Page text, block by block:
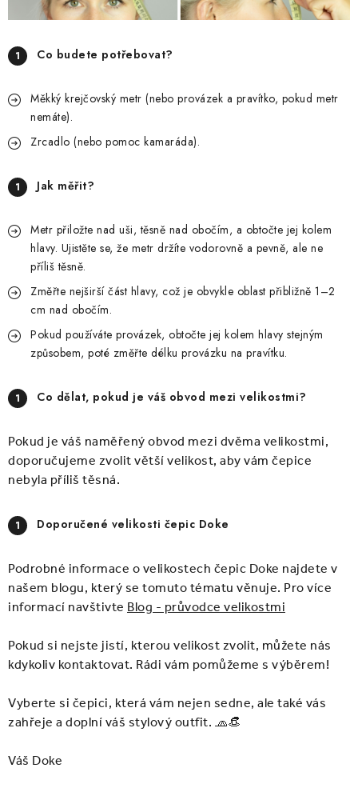
Co budete potřebovat?
Měkký krejčovský metr (nebo provázek a pravítko, pokud metr
nemáte).
Zrcadlo (nebo pomoc kamaráda).
Jak měřit?
Metr přiložte nad uši, těsně nad obočím, a obtočte jej kolem
hlavy. Ujistěte se, že metr držíte vodorovně a pevně, ale ne
příliš těsně.
Změřte nejširší část hlavy, což je obvykle oblast přibližně 1–2
cm nad obočím.
Pokud používáte provázek, obtočte jej kolem hlavy stejným
způsobem, poté změřte délku provázku na pravítku.
Co dělat, pokud je váš obvod mezi velikostmi?
Pokud je váš naměřený obvod mezi dvěma velikostmi,
doporučujeme zvolit větší velikost, aby vám čepice
nebyla příliš těsná.
Doporučené velikosti čepic Doke
Podrobné informace o velikostech čepic Doke najdete v
našem blogu, který se tomuto tématu věnuje. Pro více
informací navštivte Blog - průvodce velikostmi
Pokud si nejste jistí, kterou velikost zvolit, můžete nás
kdykoliv kontaktovat. Rádi vám pomůžeme s výběrem!
Vyberte si čepici, která vám nejen sedne, ale také vás
zahřeje a doplní váš stylový outfit. 🧢👒
Váš Doke